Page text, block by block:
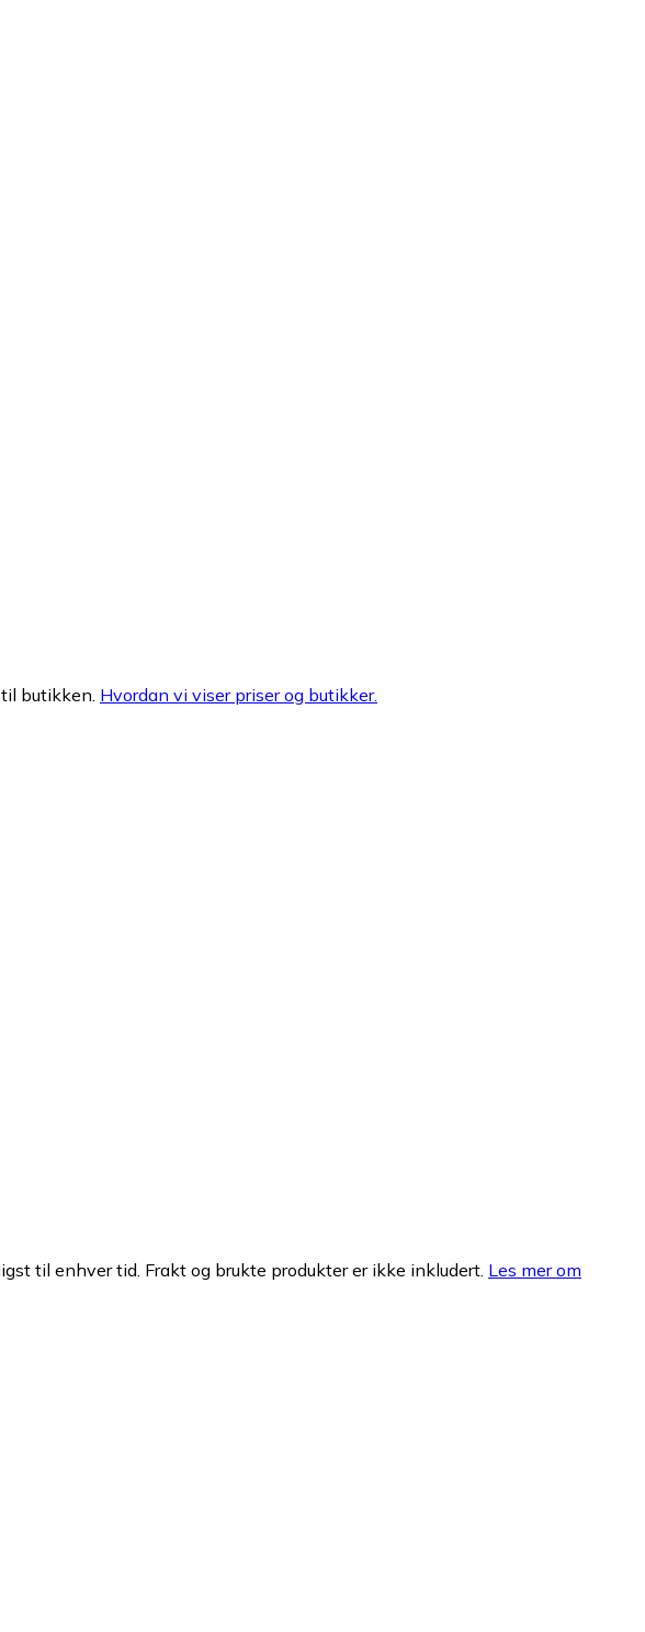
butikken. Hvordan vi viser priser og butikker.
til enhver tid. Frakt og brukte produkter er ikke inkludert. Les mer om